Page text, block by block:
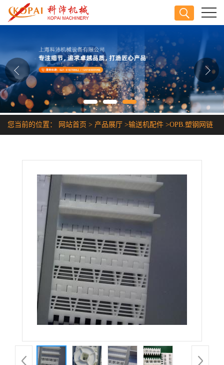
公司介绍
公司动态
产品展厅
证书荣誉
您当前的位置： 网站首页 > 产品展厅 >输送机配件 >OPB.塑钢网链